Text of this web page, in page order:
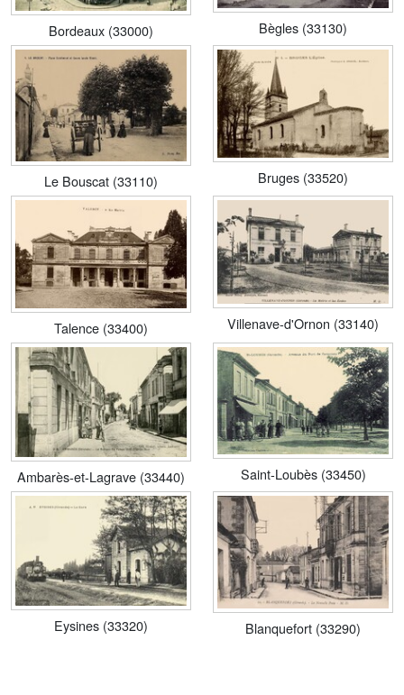
Bordeaux (33000) Bègles (33130)
Le Bouscat (33110) Bruges (33520)
Talence (33400) Villenave-d'Ornon (33140)
Ambarès-et-Lagrave (33440) Saint-Loubès (33450)
Eysines (33320) Blanquefort (33290)